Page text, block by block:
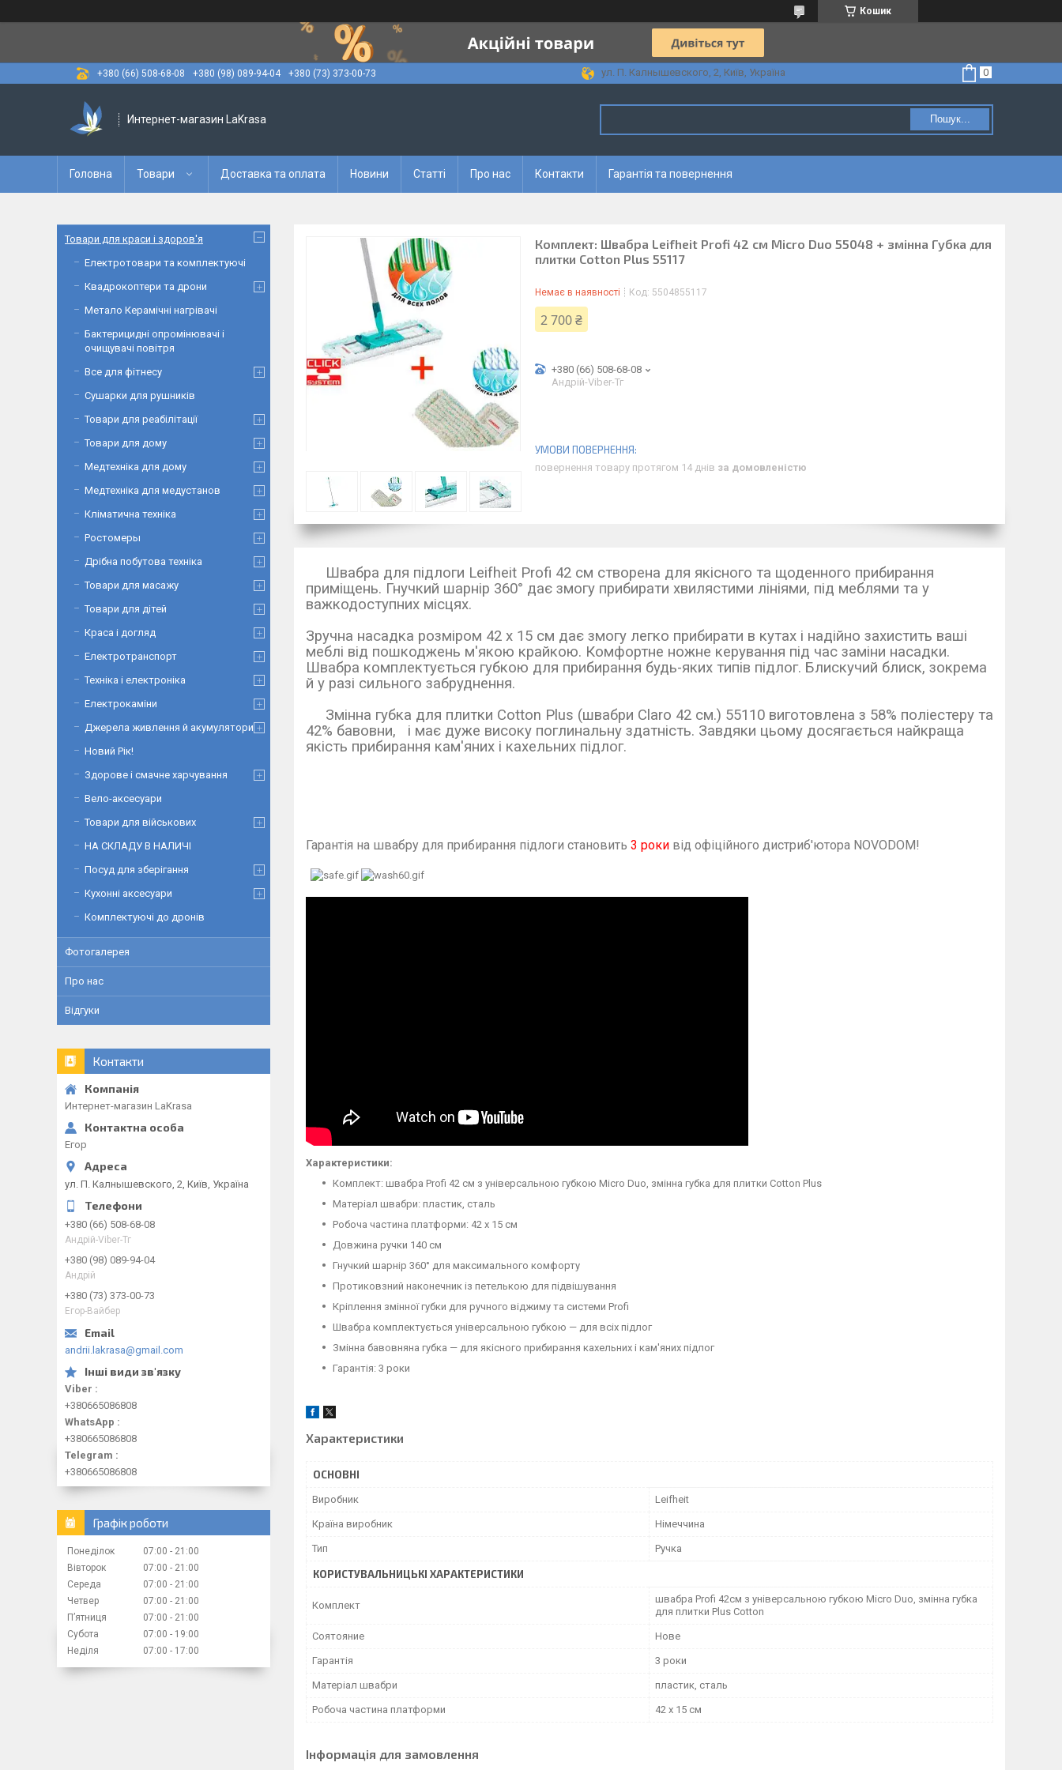
Кошик
+380 (66) 508-68-08 +380 (98) 089-94-04 +380 (73) 373-00-73 ул. П. Калнышевского, 2, Київ, Україна
Интернет-магазин LaKrasa Пошук...
Головна Товари Доставка та оплата Новини Статті Про нас Контакти Гарантія та повернення
Комплект: Швабра Leifheit Profi 42 см Micro Duo 55048 + змінна Губка для
плитки Cotton Plus 55117
Немає в наявності Код: 5504855117
2 700 ₴
+380 (66) 508-68-08
Андрій-Viber-Тг
повернення товару протягом 14 днів за домовленістю
Швабра для підлоги Leifheit Profi 42 см створена для якісного та щоденного прибирання
приміщень. Гнучкий шарнір 360° дає змогу прибирати хвилястими лініями, під меблями та у
важкодоступних місцях.
Зручна насадка розміром 42 х 15 см дає змогу легко прибирати в кутах і надійно захистить ваші
меблі від пошкоджень м'якою крайкою. Комфортне ножне керування під час заміни насадки.
Швабра комплектується губкою для прибирання будь-яких типів підлог. Блискучий блиск, зокрема
й у разі сильного забруднення.
Змінна губка для плитки Cotton Plus (швабри Claro 42 см.) 55110 виготовлена з 58% поліестеру та
42% бавовни, і має дуже високу поглинальну здатність. Завдяки цьому досягається найкраща
якість прибирання кам'яних і кахельних підлог.
Гарантія на швабру для прибирання підлоги становить 3 роки від офіційного дистриб'ютора NOVODOM!
Характеристики:
Комплект: швабра Profi 42 см з універсальною губкою Micro Duo, змінна губка для плитки Cotton Plus
Матеріал швабри: пластик, сталь
Робоча частина платформи: 42 х 15 см
Довжина ручки 140 см
Гнучкий шарнір 360° для максимального комфорту
Протиковзний наконечник із петелькою для підвішування
Кріплення змінної губки для ручного віджиму та системи Profi
Швабра комплектується універсальною губкою — для всіх підлог
Змінна бавовняна губка — для якісного прибирання кахельних і кам'яних підлог
Гарантія: 3 роки
Характеристики
ОСНОВНІ
Виробник Leifheit
Країна виробник Німеччина
Тип Ручка
КОРИСТУВАЛЬНИЦЬКІ ХАРАКТЕРИСТИКИ
Комплект
швабра Profi 42см з універсальною губкою Micro Duo, змінна губка
для плитки Plus Cotton
Соятояние Нове
Гарантія 3 роки
Матеріал швабри пластик, сталь
Робоча частина платформи 42 х 15 см
Інформація для замовлення
Товари для краси і здоров'я
Електротовари та комплектуючі
Квадрокоптери та дрони
Метало Керамічні нагрівачі
Бактерицидні опромінювачі і
очищувачі повітря
Все для фітнесу
Сушарки для рушників
Товари для реабілітації
Товари для дому
Медтехніка для дому
Медтехніка для медустанов
Кліматична техніка
Ростомеры
Дрібна побутова техніка
Товари для масажу
Товари для дітей
Краса і догляд
Електротранспорт
Техніка і електроніка
Електрокаміни
Джерела живлення й акумулятори
Новий Рік!
Здорове і смачне харчування
Вело-аксесуари
Товари для військових
НА СКЛАДУ В НАЛИЧІ
Посуд для зберігання
Кухонні аксесуари
Комплектуючі до дронів
Фотогалерея
Про нас
Відгуки
Контакти
Интернет-магазин LaKrasa
Егор
ул. П. Калнышевского, 2, Київ, Україна
+380 (66) 508-68-08
Андрій-Viber-Тг
+380 (98) 089-94-04
Андрій
+380 (73) 373-00-73
Егор-Вайбер
andrii.lakrasa@gmail.com
Viber
+380665086808
WhatsApp
+380665086808
Telegram
+380665086808
Графік роботи
Понеділок 07:00
21:00
Вівторок
07:00
21:00
Середа
07:00
21:00
Четвер
07:00
21:00
Пʼятниця
07:00
21:00
Субота
07:00
19:00
Неділя
07:00 17:00